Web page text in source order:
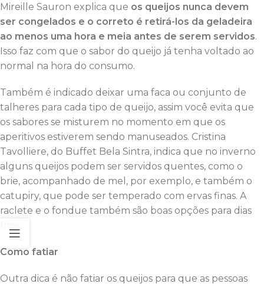
Mireille Sauron explica que os queijos nunca devem
ser congelados e o correto é retirá-los da geladeira
ao menos uma hora e meia antes de serem servidos.
Isso faz com que o sabor do queijo já tenha voltado ao
normal na hora do consumo.
Também é indicado deixar uma faca ou conjunto de
talheres para cada tipo de queijo, assim você evita que
os sabores se misturem no momento em que os
aperitivos estiverem sendo manuseados. Cristina
Tavolliere, do Buffet Bela Sintra, indica que no inverno
alguns queijos podem ser servidos quentes, como o
brie, acompanhado de mel, por exemplo, e também o
catupiry, que pode ser temperado com ervas finas. A
raclete e o fondue também são boas opções para dias
Como fatiar
Outra dica é não fatiar os queijos para que as pessoas